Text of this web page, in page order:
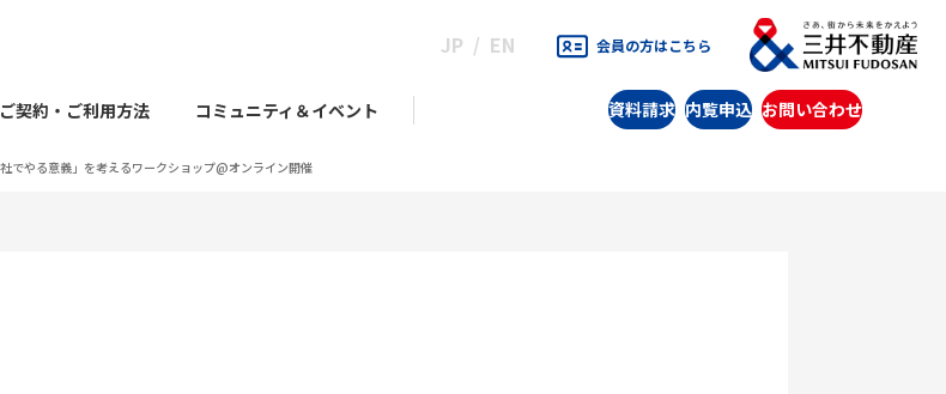
JP EN 会員の方はこちら
ご契約・ご利用方法 コミュニティ＆イベント 資料請求 内覧申込 お問い合わせ
やる意義」を考えるワークショップ@オンライン開催